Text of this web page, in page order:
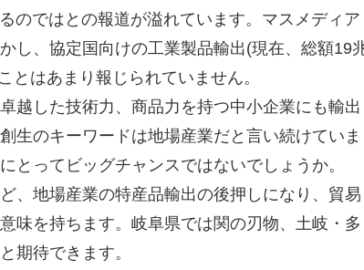
のではとの報道が溢れています。マスメディア
し、協定国向けの工業製品輸出(現在、総額19
とはあまり報じられていません。
越した技術力、商品力を持つ中小企業にも輸出
生のキーワードは地場産業だと言い続けていま
とってビッグチャンスではないでしょうか。
、地場産業の特産品輸出の後押しになり、貿易
味を持ちます。岐阜県では関の刃物、土岐・多
期待できます。